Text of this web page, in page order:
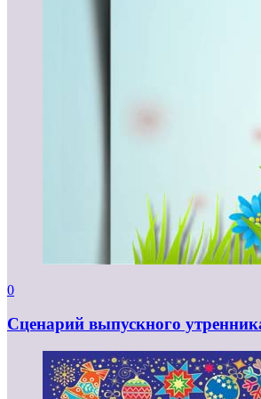
0
Сценарий выпускного